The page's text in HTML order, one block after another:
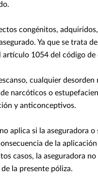
congénitos,
Ya que se trata
artículo 1054 del código de
cualquier
narcóticos o
y anticonceptivos.
aplica si la aseguradora
de la
casos, la aseguradora
la presente póliza.